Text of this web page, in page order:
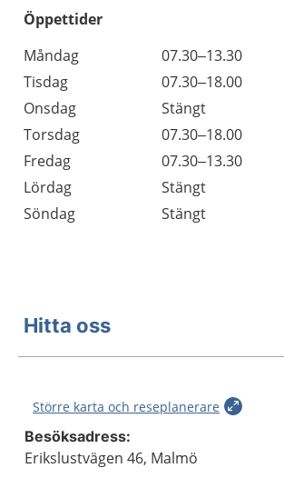
Öppettider
Dag
Öppettider
Kommentarer
Måndag
07.30–13.30
Tisdag
07.30–18.00
Onsdag
Stängt
Torsdag
07.30–18.00
Fredag
07.30–13.30
Lördag
Stängt
Söndag
Stängt
Hitta oss
Större karta och reseplanerare
Besöksadress:
Erikslustvägen 46, Malmö